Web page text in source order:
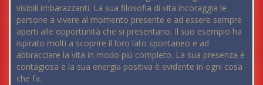
visibili imbarazzanti. La sua filosofia di vita incoraggia le
persone a vivere al momento presente e ad essere sempre
aperti alle opportunità che si presentano. Il suo esempio ha
ispirato molti a scoprire il loro lato spontaneo e ad
abbracciare la vita in modo più completo. La sua presenza è
contagiosa e la sua energia positiva è evidente in ogni cosa
che fa.